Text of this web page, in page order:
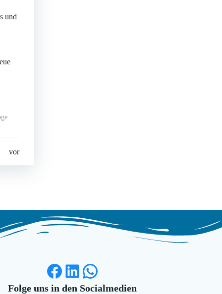
und
vor
Facebook
LinkedIn
WhatsApp
Folge uns in den Socialmedien